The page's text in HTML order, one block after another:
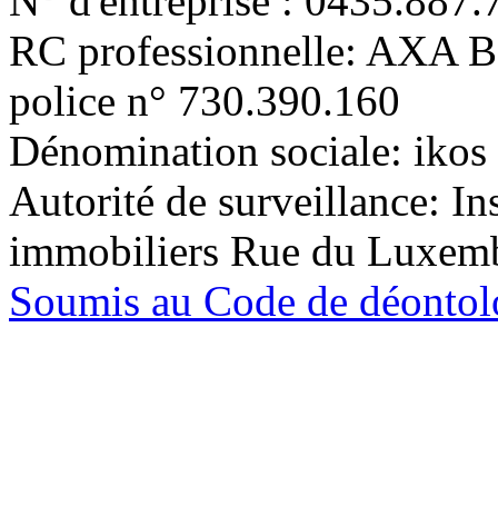
RC professionnelle: AXA
police n° 730.390.160
Dénomination sociale: ikos
Autorité de surveillance:
immobiliers Rue du
Soumis au Code de